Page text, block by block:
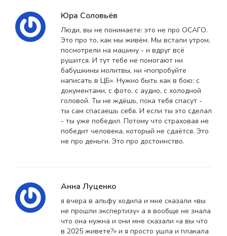
Юра Соловьёв
Люди, вы не понимаете: это не про ОСАГО.
Это про то, как мы живём. Мы встали утром,
посмотрели на машину - и вдруг всё
рушится. И тут тебе не помогают ни
бабушкины молитвы, ни «попробуйте
написать в ЦБ». Нужно быть как в бою: с
документами, с фото, с аудио, с холодной
головой. Ты не ждёшь, пока тебя спасут -
ты сам спасаешь себя. И если ты это сделал
- ты уже победил. Потому что страховая не
победит человека, который не сдаётся. Это
не про деньги. Это про достоинство.
Анна Луценко
я вчера в альфу ходила и мне сказали «вы
не прошли экспертизу» а я вообще не знала
что она нужна и они мне сказали «а вы что
в 2025 живете?» и я просто ушла и плакала